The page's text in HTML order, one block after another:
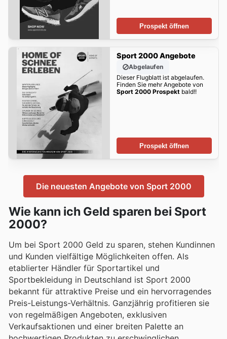
Prospekt öffnen
Sport 2000 Angebote
Abgelaufen
Dieser Flugblatt ist abgelaufen.
Finden Sie mehr Angebote von
Sport 2000 Prospektbald!!
Prospekt öffnen
Die neuesten Angebote von Sport 2000
Wie kann ich Geld sparen bei Sport
2000?
Um bei Sport 2000 Geld zu sparen, stehen Kundinnen
und Kunden vielfältige Möglichkeiten offen. Als
etablierter Händler für Sportartikel und
Sportbekleidung in Deutschland ist Sport 2000
bekannt für attraktive Preise und ein hervorragendes
Preis-Leistungs-Verhältnis. Ganzjährig profitieren sie
von regelmäßigen Angeboten, exklusiven
Verkaufsaktionen und einer breiten Palette an